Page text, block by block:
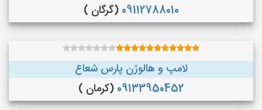
09112788010 (گرگان )
لامپ و هالوژن پارس شعاع
09133950452 (کرمان )